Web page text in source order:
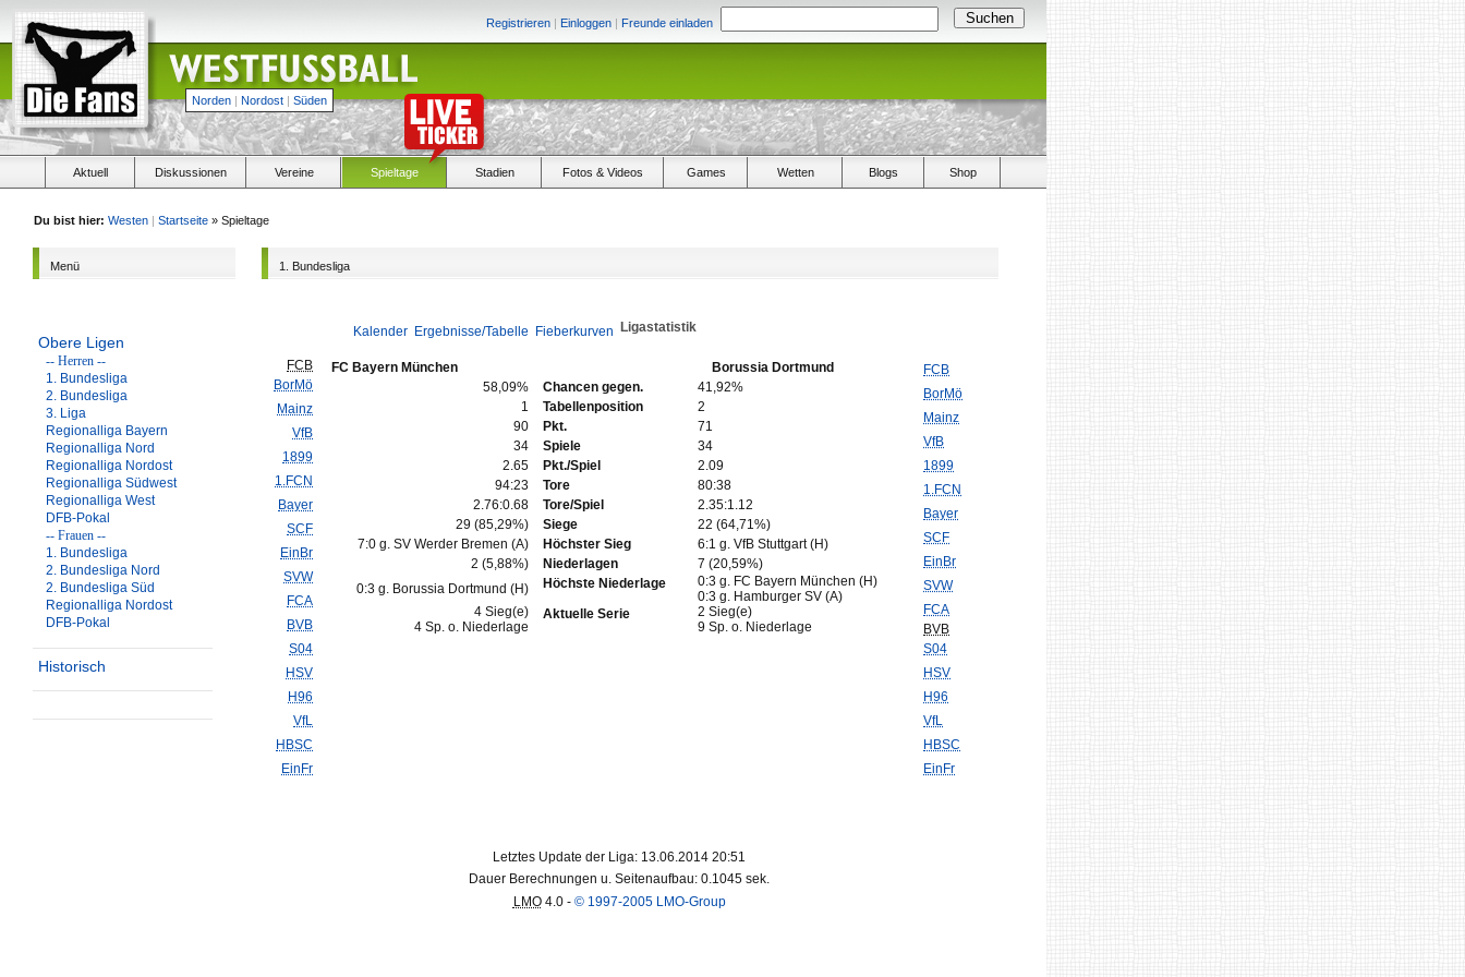
Registrieren | Einloggen | Freunde einladen
Norden | Nordost | Süden
Aktuell Diskussionen Vereine Spieltage Stadien Fotos & Videos Games Wetten Blogs Shop
Du bist hier: Westen | Startseite » Spieltage
Menü
Obere Ligen
-- Herren --
1. Bundesliga
2. Bundesliga
3. Liga
Regionalliga Bayern
Regionalliga Nord
Regionalliga Nordost
Regionalliga Südwest
Regionalliga West
DFB-Pokal
-- Frauen --
1. Bundesliga
2. Bundesliga Nord
2. Bundesliga Süd
Regionalliga Nordost
DFB-Pokal
Historisch
1. Bundesliga
Kalender Ergebnisse/Tabelle Fieberkurven Ligastatistik
FCB
BorMö
Mainz
VfB
1899
1.FCN
Bayer
SCF
EinBr
SVW
FCA
BVB
S04
HSV
H96
VfL
HBSC
EinFr
FC Bayern München
Borussia Dortmund
58,09%
Chancen gegen.
41,92%
1
Tabellenposition
2
90
Pkt.
71
34
Spiele
34
2.65
Pkt./Spiel
2.09
94:23
Tore
80:38
2.76:0.68
Tore/Spiel
2.35:1.12
29 (85,29%)
Siege
22 (64,71%)
7:0 g. SV Werder Bremen (A)
Höchster Sieg
6:1 g. VfB Stuttgart (H)
2 (5,88%)
Niederlagen
7 (20,59%)
0:3 g. Borussia Dortmund (H)
Höchste Niederlage
0:3 g. FC Bayern München (H)
0:3 g. Hamburger SV (A)
4 Sieg(e)
4 Sp. o. Niederlage
Aktuelle Serie
2 Sieg(e)
9 Sp. o. Niederlage
FCB
BorMö
Mainz
VfB
1899
1.FCN
Bayer
SCF
EinBr
SVW
FCA
BVB
S04
HSV
H96
VfL
HBSC
EinFr
Letztes Update der Liga: 13.06.2014 20:51
Dauer Berechnungen u. Seitenaufbau: 0.1045 sek.
LMO4.0 - © 1997-2005 LMO-Group